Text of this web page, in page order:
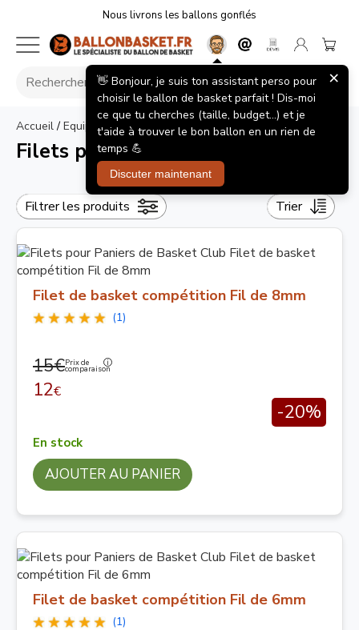
Nous livrons les ballons gonflés
Accueil/ Equipements Club/ Filets pour Paniers de Basket Club
Filets pour Paniers de Basket Club
Filtrer les produits Trier
Filet de basket compétition Fil de 8mm
(1)
15€Prix de
comparaison
12€
-20%
En stock
AJOUTER AU PANIER
Filet de basket compétition Fil de 6mm
(1)
👋 Bonjour, je suis ton assistant perso pour
choisir le ballon de basket parfait ! Dis-moi
ce que tu cherches (taille, budget...) et je
t'aide à trouver le bon ballon en un rien de
temps 💪
Discuter maintenant
×